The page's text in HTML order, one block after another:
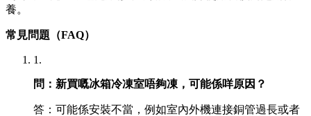
養。
常見問題（FAQ）
1.
問：新買嘅冰箱冷凍室唔夠凍，可能係咩原因？
答：可能係安裝不當，例如室內外機連接銅管過長或者